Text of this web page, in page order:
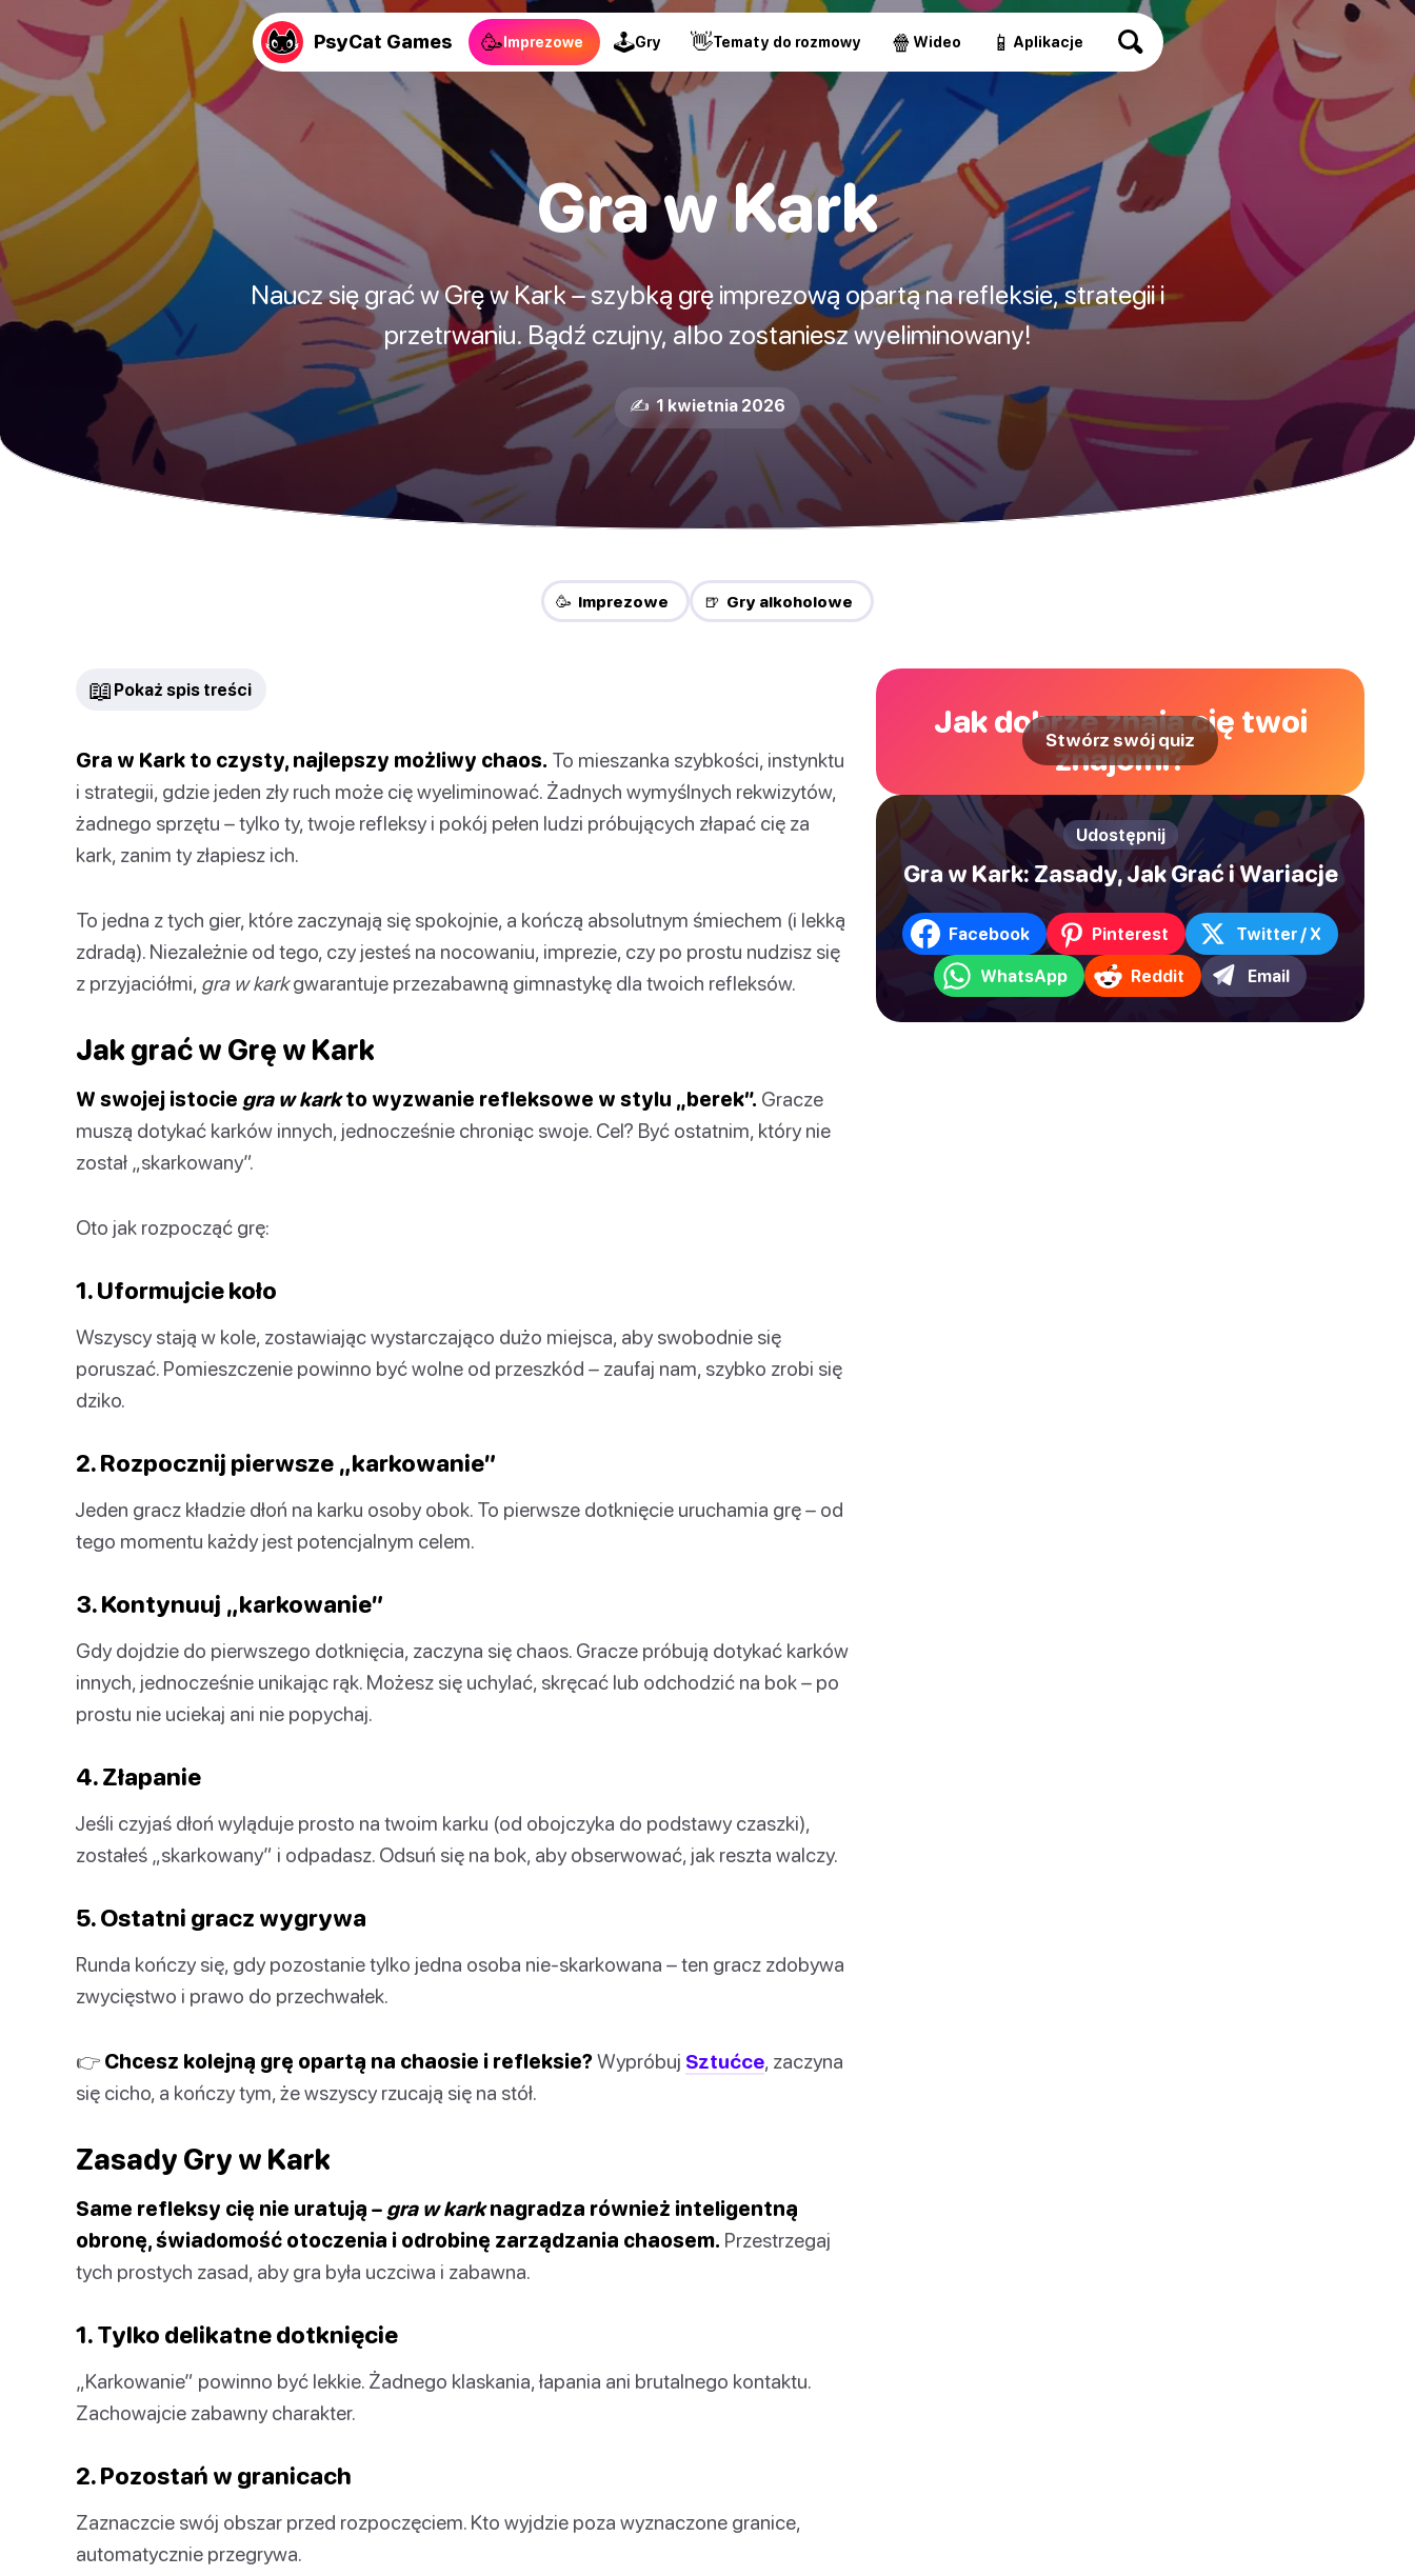
PsyCat Games 🥳Imprezowe 🕹Gry 👋Tematy do rozmowy 🍿 Wideo 📱 Aplikacje
Gra w Kark
Naucz się grać w Grę w Kark – szybką grę imprezową opartą na refleksie, strategii i
przetrwaniu. Bądź czujny, albo zostaniesz wyeliminowany!
✍️ 1 kwietnia 2026
🥳 Imprezowe 🍺 Gry alkoholowe
📖 Pokaż spis treści
Gra w Kark to czysty, najlepszy możliwy chaos. To mieszanka szybkości, instynktu
i strategii, gdzie jeden zły ruch może cię wyeliminować. Żadnych wymyślnych rekwizytów,
żadnego sprzętu – tylko ty, twoje refleksy i pokój pełen ludzi próbujących złapać cię za
kark, zanim ty złapiesz ich.
To jedna z tych gier, które zaczynają się spokojnie, a kończą absolutnym śmiechem (i lekką
zdradą). Niezależnie od tego, czy jesteś na nocowaniu, imprezie, czy po prostu nudzisz się
z przyjaciółmi, gra w karkgwarantuje przezabawną gimnastykę dla twoich refleksów.
Jak grać w Grę w Kark
W swojej istocie gra w karkto wyzwanie refleksowe w stylu „berek”. Gracze
muszą dotykać karków innych, jednocześnie chroniąc swoje. Cel? Być ostatnim, który nie
został „skarkowany”.
Oto jak rozpocząć grę:
1. Uformujcie koło
Wszyscy stają w kole, zostawiając wystarczająco dużo miejsca, aby swobodnie się
poruszać. Pomieszczenie powinno być wolne od przeszkód – zaufaj nam, szybko zrobi się
dziko.
2. Rozpocznij pierwsze „karkowanie”
Jeden gracz kładzie dłoń na karku osoby obok. To pierwsze dotknięcie uruchamia grę – od
tego momentu każdy jest potencjalnym celem.
3. Kontynuuj „karkowanie”
Gdy dojdzie do pierwszego dotknięcia, zaczyna się chaos. Gracze próbują dotykać karków
innych, jednocześnie unikając rąk. Możesz się uchylać, skręcać lub odchodzić na bok – po
prostu nie uciekaj ani nie popychaj.
4. Złapanie
Jeśli czyjaś dłoń wyląduje prosto na twoim karku (od obojczyka do podstawy czaszki),
zostałeś „skarkowany” i odpadasz. Odsuń się na bok, aby obserwować, jak reszta walczy.
5. Ostatni gracz wygrywa
Runda kończy się, gdy pozostanie tylko jedna osoba nie-skarkowana – ten gracz zdobywa
zwycięstwo i prawo do przechwałek.
👉 Chcesz kolejną grę opartą na chaosie i refleksie?Wypróbuj Sztućce, zaczyna
się cicho, a kończy tym, że wszyscy rzucają się na stół.
Zasady Gry w Kark
Same refleksy cię nie uratują – gra w karknagradza również inteligentną
obronę, świadomość otoczenia i odrobinę zarządzania chaosem. Przestrzegaj
tych prostych zasad, aby gra była uczciwa i zabawna.
1. Tylko delikatne dotknięcie
„Karkowanie” powinno być lekkie. Żadnego klaskania, łapania ani brutalnego kontaktu.
Zachowajcie zabawny charakter.
2. Pozostań w granicach
Zaznaczcie swój obszar przed rozpoczęciem. Kto wyjdzie poza wyznaczone granice,
automatycznie przegrywa.
Jak dobrze znają cię twoi
znajomi?
Stwórz swój quiz
Udostępnij
Gra w Kark: Zasady, Jak Grać i Wariacje
Facebook Pinterest Twitter / X
WhatsApp Reddit Email